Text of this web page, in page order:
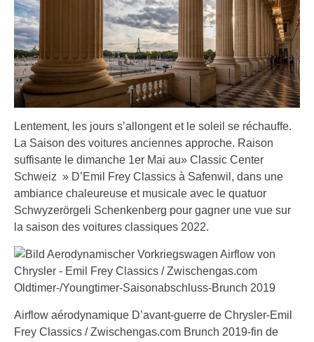
Lentement, les jours s’allongent et le soleil se réchauffe.
La Saison des voitures anciennes approche. Raison
suffisante le dimanche 1er Mai au» Classic Center
Schweiz » D’Emil Frey Classics à Safenwil, dans une
ambiance chaleureuse et musicale avec le quatuor
Schwyzerörgeli Schenkenberg pour gagner une vue sur
la saison des voitures classiques 2022.
Airflow aérodynamique D’avant-guerre de Chrysler-Emil
Frey Classics / Zwischengas.com Brunch 2019-fin de